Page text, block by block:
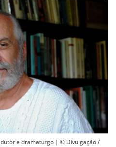
e dramaturgo | © Divulgação /